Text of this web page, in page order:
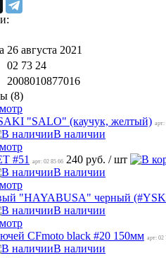
26 августа 2021
02 73 24
2008010877016
(8)
"SALO" (каучук, желтый) арт:
В наличии
#51
арт: 02 85 66 240 руб. / шт
В наличии
"HAYABUSA" черный
В наличии
CFmoto black #20 150мм арт: 02
В наличии